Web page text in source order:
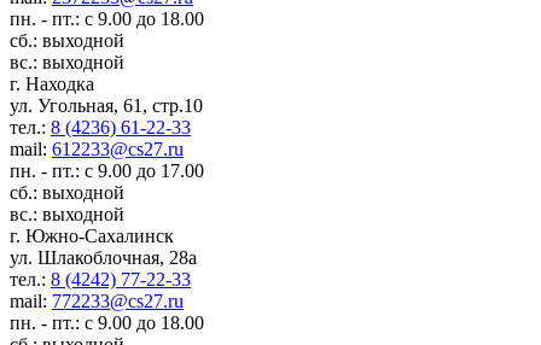
пн. - пт.: с 9.00 до 18.00
сб.: выходной
вс.: выходной
г. Находка
ул. Угольная, 61, стр.10
тел.: 8 (4236) 61-22-33
mail: 612233@cs27.ru
пн. - пт.: с 9.00 до 17.00
сб.: выходной
вс.: выходной
г. Южно-Сахалинск
ул. Шлакоблочная, 28а
тел.: 8 (4242) 77-22-33
mail: 772233@cs27.ru
пн. - пт.: с 9.00 до 18.00